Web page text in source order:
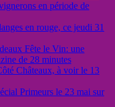
en période de
en rouge, ce jeudi 31
Fête le Vin: une
de 28 minutes
Châteaux, à voir le 13
Primeurs le 23 mai sur